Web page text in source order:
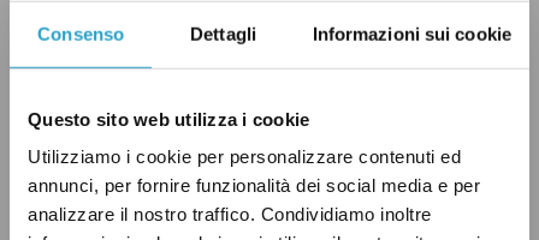
Consenso Dettagli Informazioni sui cookie
Questo sito web utilizza i cookie
Utilizziamo i cookie per personalizzare contenuti ed
annunci, per fornire funzionalità dei social media e per
analizzare il nostro traffico. Condividiamo inoltre